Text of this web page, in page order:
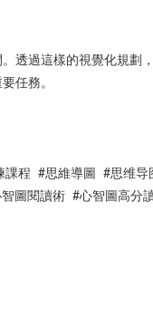
透過這樣的視覺化規劃
任務。
課程 #思維導圖 #思维导
圖閱讀術 #心智圖高分